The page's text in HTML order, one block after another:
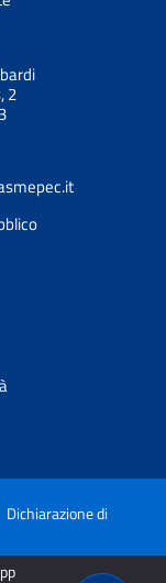
2
Dichiarazione di